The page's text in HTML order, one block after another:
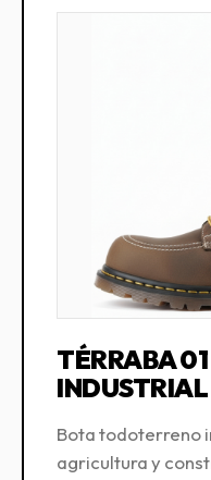
TÉRRABA
Bota todoterreno
agricultura y